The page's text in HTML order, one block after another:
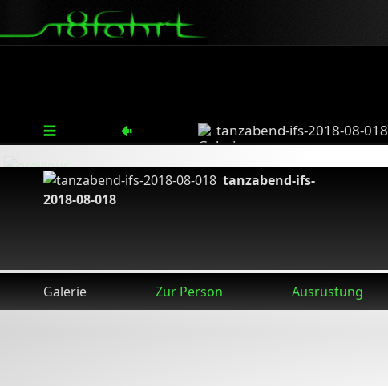
tanzabend-ifs-2018-08-018
tanzabend-ifs-
2018-08-018
Galerie
Zur Person Ausrüstung